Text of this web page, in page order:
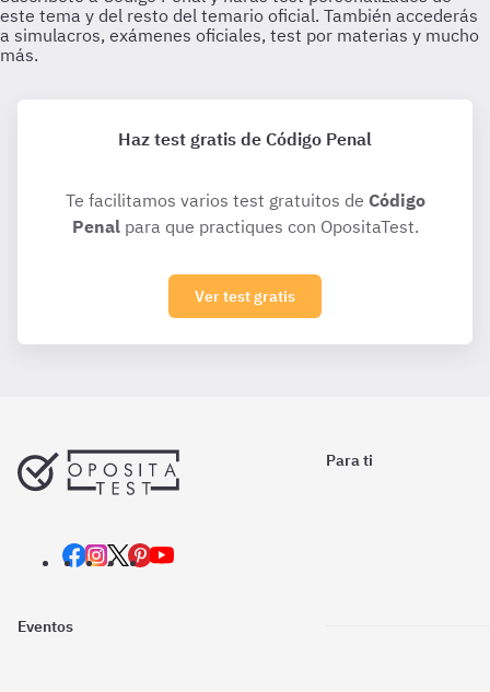
Haz test gratis de Código Penal
Te facilitamos varios test gratuitos de Código
Penalpara que practiques con OpositaTest.
Ver test gratis
Para ti
Eventos